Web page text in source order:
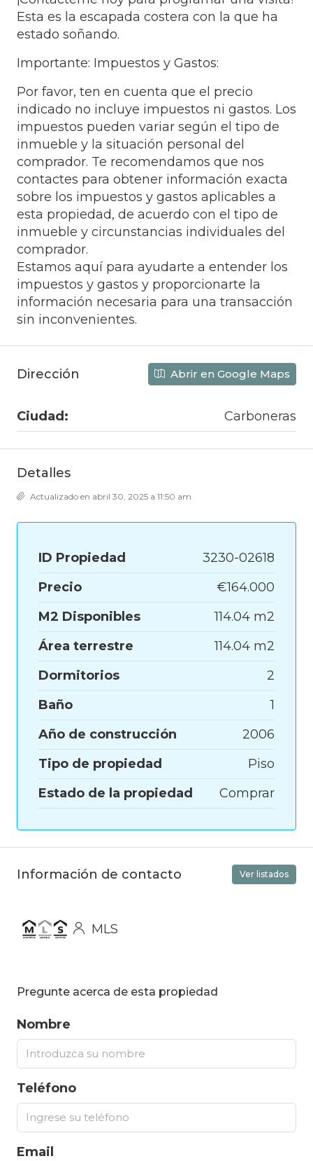
Esta es la escapada costera con la que ha
estado soñando.
Importante: Impuestos y Gastos:
Por favor, ten en cuenta que el precio
indicado no incluye impuestos ni gastos. Los
impuestos pueden variar según el tipo de
inmueble y la situación personal del
comprador. Te recomendamos que nos
contactes para obtener información exacta
sobre los impuestos y gastos aplicables a
esta propiedad, de acuerdo con el tipo de
inmueble y circunstancias individuales del
comprador.
Estamos aquí para ayudarte a entender los
impuestos y gastos y proporcionarte la
información necesaria para una transacción
sin inconvenientes.
Dirección Abrir en Google Maps
Ciudad: Carboneras
Detalles
Actualizado en abril 30, 2025 a 11:50 am
ID Propiedad
3230-02618
Precio
€164.000
M2 Disponibles
114.04 m2
Área terrestre
114.04 m2
Dormitorios
2
Baño
1
Año de construcción
2006
Tipo de propiedad
Piso
Estado de la propiedad
Comprar
Información de contacto Ver listados
MLS
Pregunte acerca de esta propiedad
Nombre
Teléfono
Email